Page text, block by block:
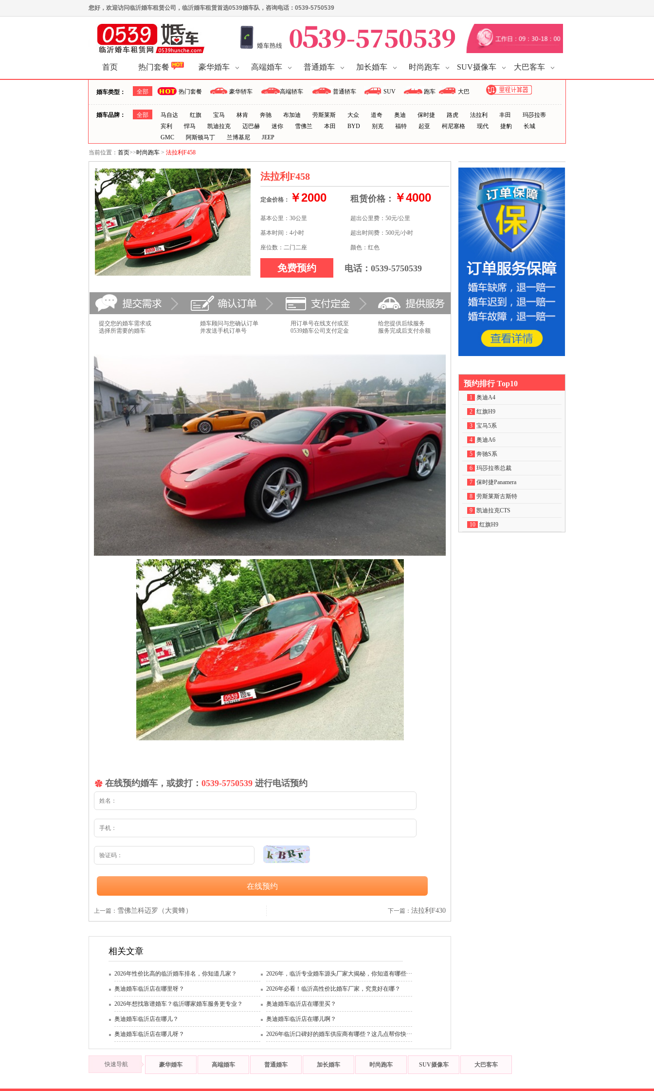
您好，欢迎访问临沂婚车租赁公司，临沂婚车租赁首选0539婚车队，咨询电话：0539-5750539
首页 热门套餐 豪华婚车 高端婚车 普通婚车 加长婚车 时尚跑车 SUV摄像车 大巴客车
婚车类型： 全部 热门套餐 豪华轿车 高端轿车 普通轿车 SUV 跑车 大巴
婚车品牌： 全部 马自达 红旗 宝马 林肯 奔驰 布加迪 劳斯莱斯 大众 道奇 奥迪 保时捷 路虎 法拉利 丰田
玛莎拉蒂
宾利
悍马 凯迪拉克 迈巴赫 迷你 雪佛兰 本田 BYD 别克 福特 起亚 柯尼塞格 现代 捷豹
长城
GMC
阿斯顿马丁 兰博基尼 JEEP
当前位置： 首页>>时尚跑车 > 法拉利F458
法拉利F458
定金价格： ￥2000 租赁价格： ￥4000
基本公里：30公里 超出公里费：50元/公里
基本时间：4小时 超出时间费：500元/小时
座位数：二门二座 颜色：红色
免费预约 电话：0539-5750539
提交您的婚车需求或
选择所需要的婚车
婚车顾问与您确认订单
并发送手机订单号
用订单号在线支付或至
0539婚车公司支付定金
给您提供后续服务
服务完成后支付余额
在线预约婚车，或拨打： 0539-5750539 进行电话预约
在线预约
上一篇： 雪佛兰科迈罗（大黄蜂） 下一篇： 法拉利F430
相关文章
2026年性价比高的临沂婚车排名，你知道几家？ 2026年，临沂专业婚车源头厂家大揭秘，你知道有哪些···
奥迪婚车临沂店在哪里呀？ 2026年必看！临沂高性价比婚车厂家，究竟好在哪？
2026年想找靠谱婚车？临沂哪家婚车服务更专业？ 奥迪婚车临沂店在哪里买？
奥迪婚车临沂店在哪儿？ 奥迪婚车临沂店在哪儿啊？
奥迪婚车临沂店在哪儿呀？ 2026年临沂口碑好的婚车供应商有哪些？这几点帮你快···
预约排行 Top10
1 奥迪A4
2 红旗H9
3 宝马5系
4 奥迪A6
5 奔驰S系
6 玛莎拉蒂总裁
7 保时捷Panamera
8 劳斯莱斯古斯特
9 凯迪拉克CTS
10 红旗H9
快速导航 豪华婚车 高端婚车 普通婚车 加长婚车 时尚跑车 SUV摄像车 大巴客车